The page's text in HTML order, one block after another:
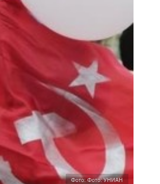
Фото: Фото: УНИАН